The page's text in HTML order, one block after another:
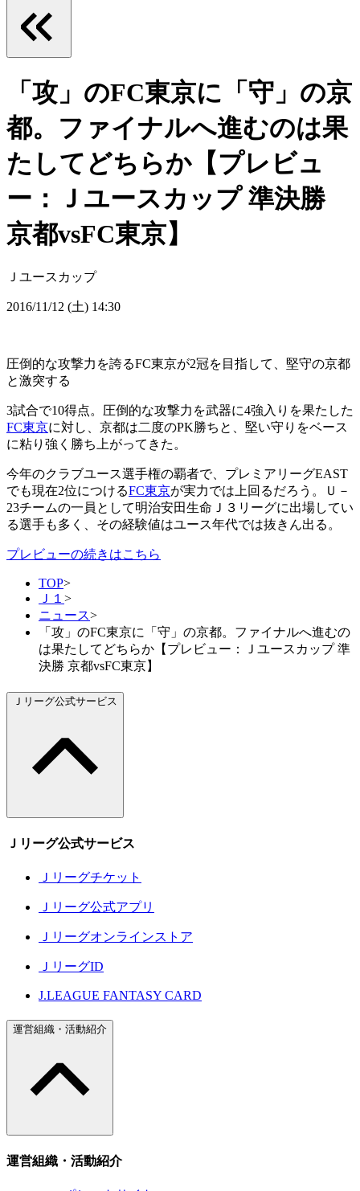
「攻」のFC東京に「守」の京
都。ファイナルへ進むのは果
たしてどちらか【プレビュ
ー：Ｊユースカップ 準決勝
京都vsFC東京】
Ｊユースカップ
2016/11/12 (土) 14:30
圧倒的な攻撃力を誇るFC東京が2冠を目指して、堅守の京都
と激突する
3試合で10得点。圧倒的な攻撃力を武器に4強入りを果たした
FC東京に対し、京都は二度のPK勝ちと、堅い守りをベース
に粘り強く勝ち上がってきた。
今年のクラブユース選手権の覇者で、プレミアリーグEAST
でも現在2位につけるFC東京が実力では上回るだろう。Ｕ－
23チームの一員として明治安田生命Ｊ３リーグに出場してい
る選手も多く、その経験値はユース年代では抜きん出る。
プレビューの続きはこちら
TOP>
Ｊ１ >
ニュース>
「攻」のFC東京に「守」の京都。ファイナルへ進むの
は果たしてどちらか【プレビュー：Ｊユースカップ 準
決勝 京都vsFC東京】
Ｊリーグ公式サービス
Ｊリーグ公式サービス
Ｊリーグチケット
Ｊリーグ公式アプリ
Ｊリーグオンラインストア
ＪリーグID
J.LEAGUE FANTASY CARD
運営組織・活動紹介
運営組織・活動紹介